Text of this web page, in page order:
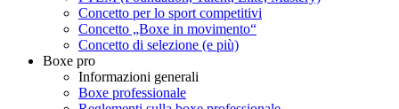
Concetto per lo sport competitivi
Concetto „Boxe in movimento“
Concetto di selezione (e più)
Boxe pro
Informazioni generali
Boxe professionale